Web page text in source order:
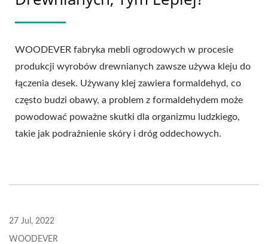
WOODEVER fabryka mebli ogrodowych w procesie
produkcji wyrobów drewnianych zawsze używa kleju do
łączenia desek. Używany klej zawiera formaldehyd, co
często budzi obawy, a problem z formaldehydem może
powodować poważne skutki dla organizmu ludzkiego,
takie jak podrażnienie skóry i dróg oddechowych.
27 Jul, 2022
WOODEVER